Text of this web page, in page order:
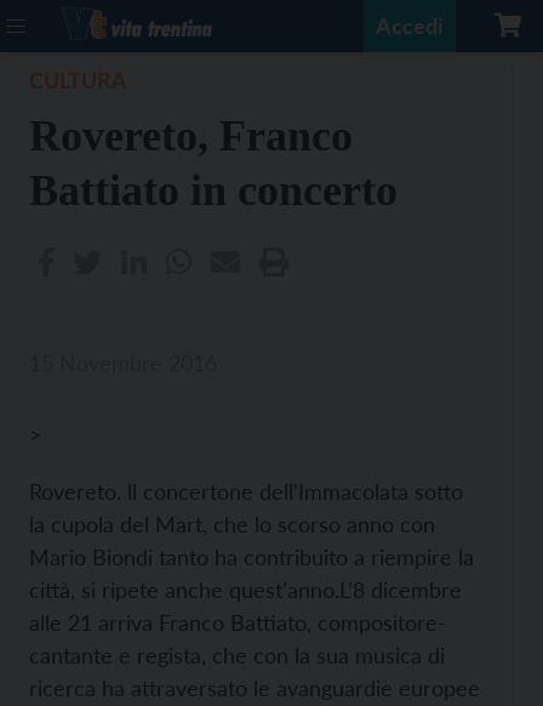
Accedi
Rovereto, Franco
Battiato in concerto
>
Rovereto. ll concertone dell’Immacolata sotto
la cupola del Mart, che lo scorso anno con
Mario Biondi tanto ha contribuito a riempire la
città, si ripete anche quest’anno.L’8 dicembre
alle 21 arriva Franco Battiato, compositore-
cantante e regista, che con la sua musica di
ricerca ha attraversato le avanguardie europee